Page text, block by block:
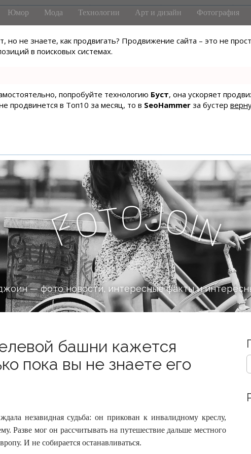
но не знаете, как продвигать? Продвижение сайта – это не
в поисковых системах.
попробуйте технологию Буст, она ускоряет
продвинется в Топ10 за месяц, то в SeoHammer за бустер
Юмор Мода Технологии Арт и дизайн Фотография
FotoJoi
n
— фото новости, интересные факты и
башни кажется
пока вы не знаете его
незавидная судьба: он прикован к инвалидному креслу,
Разве мог он рассчитывать на путешествие дальше местного
И не собирается останавливаться.
S
e
c